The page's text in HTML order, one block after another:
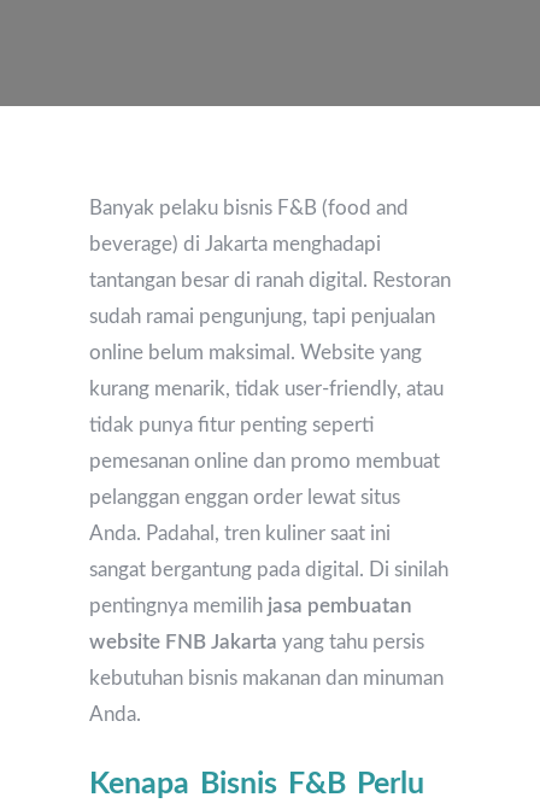
Banyak pelaku bisnis F&B (food and
beverage) di Jakarta menghadapi
tantangan besar di ranah digital. Restoran
sudah ramai pengunjung, tapi penjualan
online belum maksimal. Website yang
kurang menarik, tidak user-friendly, atau
tidak punya fitur penting seperti
pemesanan online dan promo membuat
pelanggan enggan order lewat situs
Anda. Padahal, tren kuliner saat ini
sangat bergantung pada digital. Di sinilah
pentingnya memilih jasa pembuatan
website FNB Jakarta yang tahu persis
kebutuhan bisnis makanan dan minuman
Anda.
Kenapa Bisnis F&B Perlu